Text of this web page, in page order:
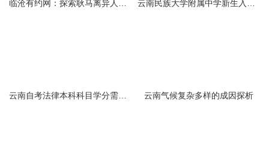
云南气候复杂多样的成因探析